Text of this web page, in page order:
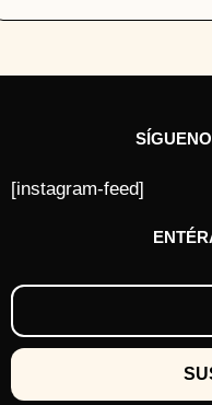
[instagram-feed]